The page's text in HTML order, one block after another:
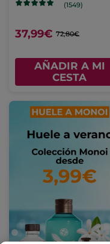
(1549)
37,99€ 72,80€
AÑADIR A MI
CESTA